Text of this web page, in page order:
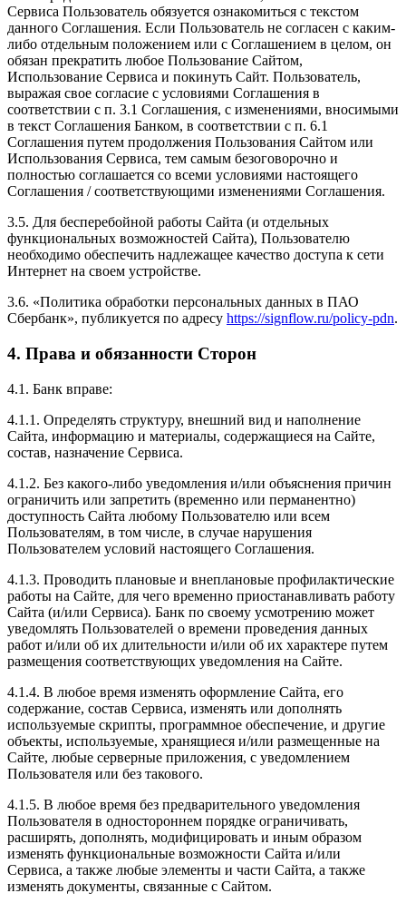
Сервиса Пользователь обязуется ознакомиться с текстом
данного Соглашения. Если Пользователь не согласен с каким-
либо отдельным положением или с Соглашением в целом, он
обязан прекратить любое Пользование Сайтом,
Использование Сервиса и покинуть Сайт. Пользователь,
выражая свое согласие с условиями Соглашения в
соответствии с п. 3.1 Соглашения, с изменениями, вносимыми
в текст Соглашения Банком, в соответствии с п. 6.1
Соглашения путем продолжения Пользования Сайтом или
Использования Сервиса, тем самым безоговорочно и
полностью соглашается со всеми условиями настоящего
Соглашения / соответствующими изменениями Соглашения.
3.5. Для бесперебойной работы Сайта (и отдельных
функциональных возможностей Сайта), Пользователю
необходимо обеспечить надлежащее качество доступа к сети
Интернет на своем устройстве.
3.6. «Политика обработки персональных данных в ПАО
Сбербанк», публикуется по адресу https://signflow.ru/policy-pdn.
4. Права и обязанности Сторон
4.1. Банк вправе:
4.1.1. Определять структуру, внешний вид и наполнение
Сайта, информацию и материалы, содержащиеся на Сайте,
состав, назначение Сервиса.
4.1.2. Без какого-либо уведомления и/или объяснения причин
ограничить или запретить (временно или перманентно)
доступность Сайта любому Пользователю или всем
Пользователям, в том числе, в случае нарушения
Пользователем условий настоящего Соглашения.
4.1.3. Проводить плановые и внеплановые профилактические
работы на Сайте, для чего временно приостанавливать работу
Сайта (и/или Сервиса). Банк по своему усмотрению может
уведомлять Пользователей о времени проведения данных
работ и/или об их длительности и/или об их характере путем
размещения соответствующих уведомления на Сайте.
4.1.4. В любое время изменять оформление Сайта, его
содержание, состав Сервиса, изменять или дополнять
используемые скрипты, программное обеспечение, и другие
объекты, используемые, хранящиеся и/или размещенные на
Сайте, любые серверные приложения, с уведомлением
Пользователя или без такового.
4.1.5. В любое время без предварительного уведомления
Пользователя в одностороннем порядке ограничивать,
расширять, дополнять, модифицировать и иным образом
изменять функциональные возможности Сайта и/или
Сервиса, а также любые элементы и части Сайта, а также
изменять документы, связанные с Сайтом.